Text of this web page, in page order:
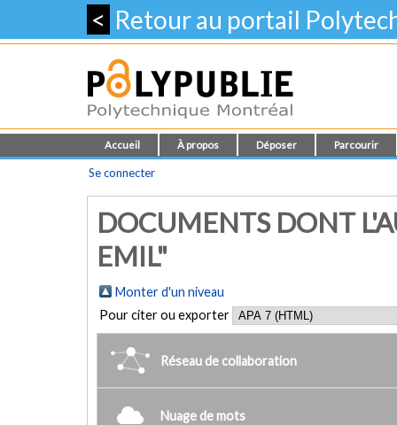
< Retour au portail
Accueil À propos Déposer Parcourir
Se connecter
DOCUMENTS DONT
EMIL"
Monter d'un niveau
Pour citer ou exporter
Réseau de collaboration
Nuage de mots